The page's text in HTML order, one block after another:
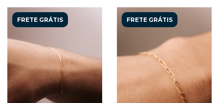
FRETE GRÁTIS FRETE GRÁTIS